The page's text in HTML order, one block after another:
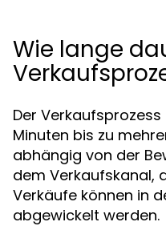
Wie lange
Der
Minuten bis zu
abhängig von der
dem Verkaufskanal,
Verkäufe können in
abgewickelt werden.